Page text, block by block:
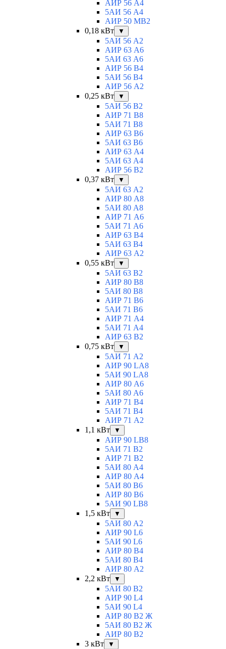
АИР 56 А4
5АИ 56 A4
АИР 50 МВ2
0,18 кВт
▼
5АИ 56 A2
АИР 63 А6
5АИ 63 A6
АИР 56 В4
5АИ 56 В4
АИР 56 А2
0,25 кВт
▼
5АИ 56 B2
АИР 71 В8
5АИ 71 B8
АИР 63 B6
5АИ 63 B6
АИР 63 А4
5АИ 63 A4
АИР 56 В2
0,37 кВт
▼
5АИ 63 A2
АИР 80 А8
5АИ 80 A8
АИР 71 А6
5АИ 71 A6
АИР 63 B4
5АИ 63 B4
АИР 63 А2
0,55 кВт
▼
5АИ 63 B2
АИР 80 B8
5АИ 80 В8
АИР 71 В6
5АИ 71 B6
АИР 71 А4
5АИ 71 A4
АИР 63 B2
0,75 кВт
▼
5АИ 71 A2
АИР 90 LA8
5АИ 90 LA8
АИР 80 А6
5АИ 80 A6
АИР 71 В4
5АИ 71 B4
АИР 71 A2
1,1 кВт
▼
АИР 90 LB8
5АИ 71 B2
АИР 71 В2
5АИ 80 A4
АИР 80 А4
5АИ 80 В6
АИР 80 B6
5АИ 90 LB8
1,5 кВт
▼
5АИ 80 A2
АИР 90 L6
5АИ 90 L6
АИР 80 B4
5АИ 80 B4
АИР 80 А2
2,2 кВт
▼
5АИ 80 B2
АИР 90 L4
5АИ 90 L4
АИР 80 В2 Ж
5АИ 80 В2 Ж
АИР 80 B2
3 кВт
▼